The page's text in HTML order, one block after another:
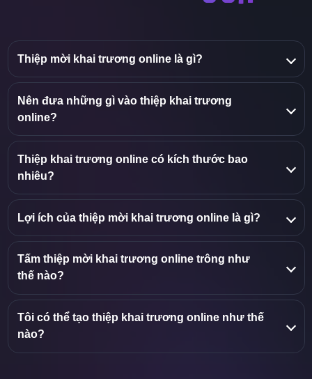
Thiệp mời khai trương online là gì?
Nên đưa những gì vào thiệp khai trương
online?
Thiệp khai trương online có kích thước bao
nhiêu?
Lợi ích của thiệp mời khai trương online là gì?
Tấm thiệp mời khai trương online trông như
thế nào?
Tôi có thể tạo thiệp khai trương online như thế
nào?